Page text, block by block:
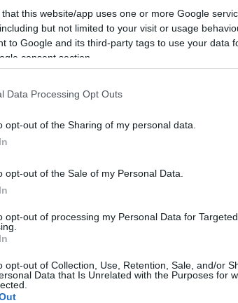
that this website/app uses one or more Google
but not limited to your visit or usage
to Google and its third-party tags to use your data
consent section.
Data Processing Opt Outs
opt-out of the Sharing of my personal data.
opt-out of the Sale of my Personal Data.
opt-out of processing my Personal Data for Targeted
opt-out of Collection, Use, Retention, Sale, and/or
Data that Is Unrelated with the Purposes for
nella sezione
Bollettino Covid Sardegna